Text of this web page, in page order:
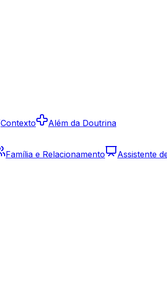
Contexto Além da Doutrina
Família e Relacionamento Assistente